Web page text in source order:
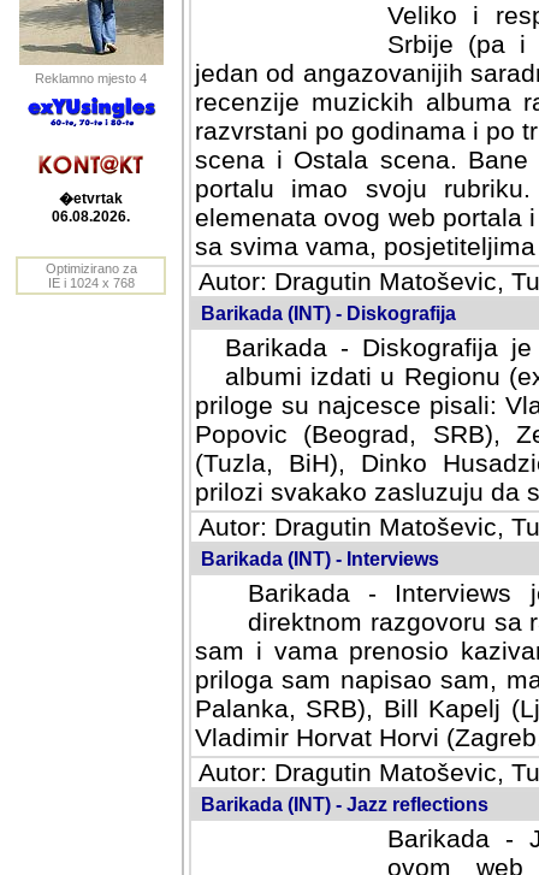
Reklamno mjesto 4
�etvrtak
06.08.2026.
Optimizirano za
IE i 1024 x 768
Veliko i
Srbije (pa i
jedan od angazovanijih
recenzije muzickih albuma
razvrstani po godinama i po
scena i Ostala scena.
portalu imao svoju
elemenata ovog web portala
sa svima vama,
Autor: Dragutin Matoševic,
Barikada (INT) - Diskografija
Barikada - Diskografija
albumi izdati u Regionu
priloge su najcesce pisali:
Popovic (Beograd, SRB),
(Tuzla, BiH), Dinko
prilozi svakako zasluzuju da
Autor: Dragutin Matoševic,
Barikada (INT) - Interviews
Barikada -
direktnom razgovoru sa
sam i vama prenosio
priloga sam napisao sam,
Palanka, SRB), Bill Kapelj
Vladimir Horvat Horvi
Autor: Dragutin Matoševic,
Barikada (INT) - Jazz reflections
Barikada -
ovom web